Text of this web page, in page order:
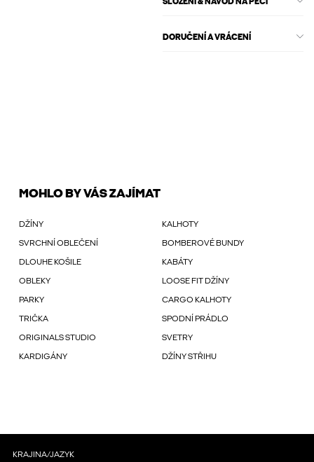
SLOŽENÍ & NÁVOD NA PÉČI
DORUČENÍ A VRÁCENÍ
MOHLO BY VÁS ZAJÍMAT
DŽÍNY KALHOTY
SVRCHNÍ OBLEČENÍ BOMBEROVÉ BUNDY
DLOUHE KOŠILE KABÁTY
OBLEKY LOOSE FIT DŽÍNY
PARKY CARGO KALHOTY
TRIČKA SPODNÍ PRÁDLO
ORIGINALS STUDIO SVETRY
KARDIGÁNY DŽÍNY STŘIHU
KRAJINA/JAZYK